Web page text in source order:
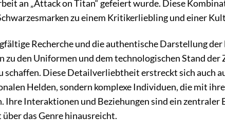
an „Attack on Titan“ gefeiert wurde. Diese
zu einem Kritikerliebling und einer
Recherche und die authentische Darstellung
zu den Uniformen und dem technologischen Stand
schaffen. Diese Detailverliebtheit erstreckt sich auch
Helden, sondern komplexe Individuen, die mit
Ihre Interaktionen und Beziehungen sind ein zentraler
das Genre hinausreicht.